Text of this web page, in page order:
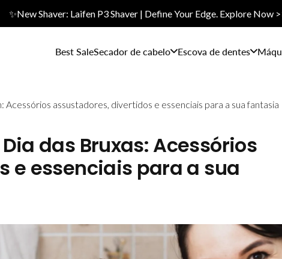
✨New Shaver: Laifen P3 Shaver | Define Your Edge. Explore Now
Best SaleSecador de cabelo Escova de dentes
assustadores, divertidos e essenciais para a sua fantasia
das Bruxas: Acessórios
e essenciais para a sua